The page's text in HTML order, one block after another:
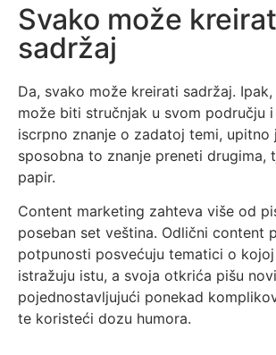
Svako može
sadržaj
Da, svako može kreirati sadržaj.
može biti stručnjak u svom području
iscrpno znanje o zadatoj temi, upitno
sposobna to znanje preneti drugima,
papir.
Content marketing zahteva više od
poseban set veština. Odlični content
potpunosti posvećuju tematici o
istražuju istu, a svoja otkrića pišu
pojednostavljujući ponekad
te koristeći dozu humora.